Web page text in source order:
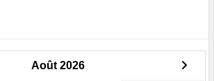
Août 2026